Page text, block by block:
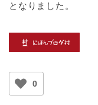
となりました。
0